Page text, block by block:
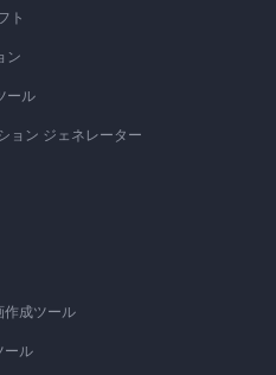
ト
ン
ール
ョン ジェネレーター
成ツール
ール